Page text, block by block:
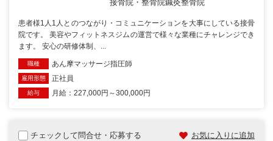
接骨院・整骨院鍼灸整骨院
患者様1人1人とのつながり・コミュニケーションを大事にしている接骨
院です。 美容やフィットネスジムの運営で様々な業種にチャレンジでき
ます。 安心の研修体制、...
職種 あん摩マッサージ指圧師
雇用形態 正社員
給与 月給：227,000円～300,000円
チェックして問合せ・応募する お気に入りに追加